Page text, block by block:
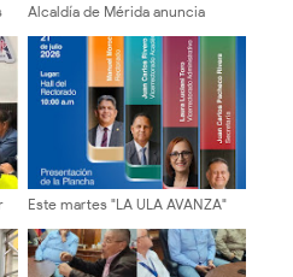
Alcaldía de Mérida anuncia
en el sector El Cafetal por 15
Este martes "LA ULA AVANZA"